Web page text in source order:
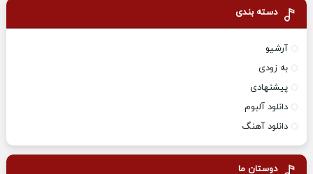
دسته بندی
آرشیو
به زودی
پیشنهادی
دانلود آلبوم
دانلود آهنگ
دوستان ما